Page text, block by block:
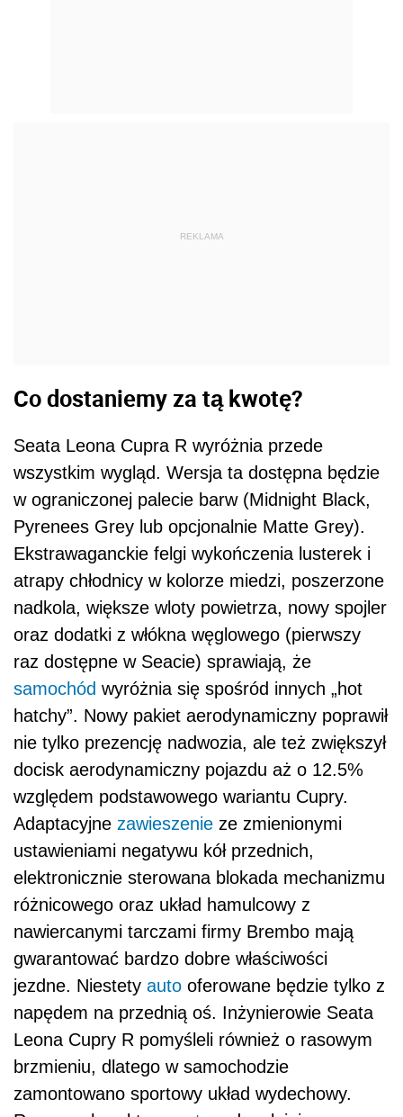
REKLAMA
Co dostaniemy za tą kwotę?
Seata Leona Cupra R wyróżnia przede
wszystkim wygląd. Wersja ta dostępna będzie
w ograniczonej palecie barw (Midnight Black,
Pyrenees Grey lub opcjonalnie Matte Grey).
Ekstrawaganckie felgi wykończenia lusterek i
atrapy chłodnicy w kolorze miedzi, poszerzone
nadkola, większe wloty powietrza, nowy spojler
oraz dodatki z włókna węglowego (pierwszy
raz dostępne w Seacie) sprawiają, że
samochód wyróżnia się spośród innych „hot
hatchy”. Nowy pakiet aerodynamiczny poprawił
nie tylko prezencję nadwozia, ale też zwiększył
docisk aerodynamiczny pojazdu aż o 12.5%
względem podstawowego wariantu Cupry.
Adaptacyjne zawieszenie ze zmienionymi
ustawieniami negatywu kół przednich,
elektronicznie sterowana blokada mechanizmu
różnicowego oraz układ hamulcowy z
nawiercanymi tarczami firmy Brembo mają
gwarantować bardzo dobre właściwości
jezdne. Niestety auto oferowane będzie tylko z
napędem na przednią oś. Inżynierowie Seata
Leona Cupry R pomyśleli również o rasowym
brzmieniu, dlatego w samochodzie
zamontowano sportowy układ wydechowy.